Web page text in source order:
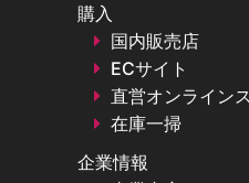
購入
国内販売店
ECサイト
直営オンライン
在庫一掃
企業情報